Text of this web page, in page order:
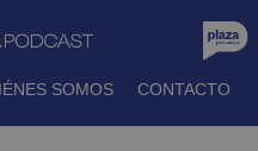
SOMOS CONTACTO